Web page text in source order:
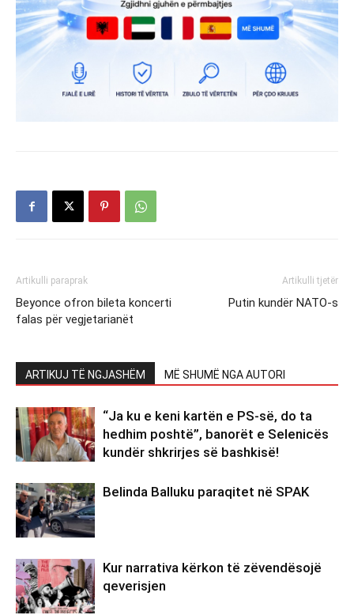
Artikulli paraprak
Beyonce ofron bileta koncerti
falas për vegjetarianët
Artikulli tjetër
Putin kundër NATO-s
ARTIKUJ TË NGJASHËM MË SHUMË NGA AUTORI
“Ja ku e keni kartën e PS-së, do ta
hedhim poshtë”, banorët e Selenicës
kundër shkrirjes së bashkisë!
Belinda Balluku paraqitet në SPAK
Kur narrativa kërkon të zëvendësojë
qeverisjen